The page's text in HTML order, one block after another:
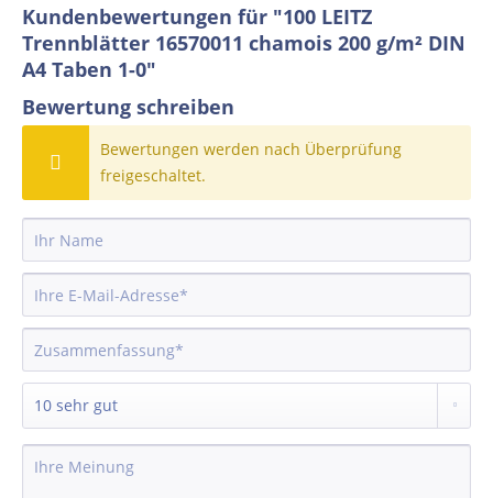
Kundenbewertungen für "100 LEITZ
Trennblätter 16570011 chamois 200 g/m² DIN
A4 Taben 1-0"
Bewertung schreiben
Bewertungen werden nach Überprüfung
freigeschaltet.